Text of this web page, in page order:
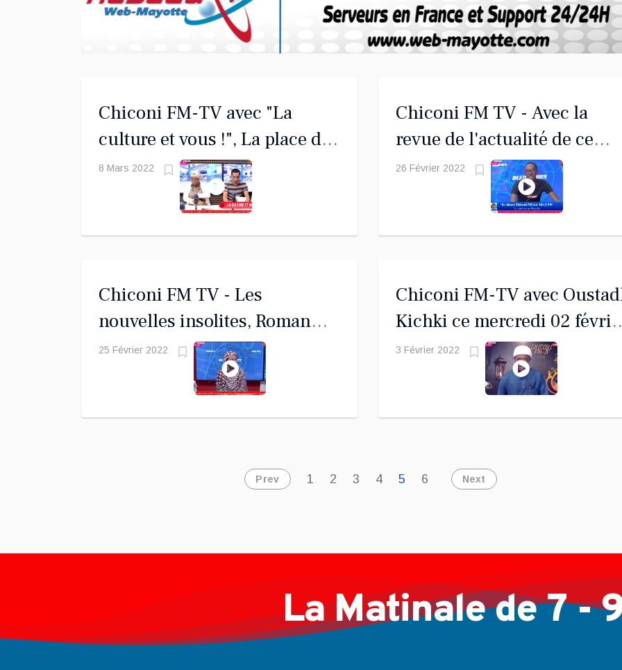
Chiconi FM-TV avec "La
culture et vous !", La place du
Gabusi, instrument
traditionnel, dans un monde
en mutation
8 Mars 2022
Chiconi FM TV - Avec la
revue de l'actualité de ce
vendredi 25 février 2022
26 Février 2022
Chiconi FM TV - Les
nouvelles insolites, Roman
publié dans Les 3 Colonnes
25 Février 2022
Chiconi FM-TV avec
Kichki ce mercredi 02
2022
3 Février 2022
Prev 1 2 3 4 5 6 Next
La Matinale de 7 -